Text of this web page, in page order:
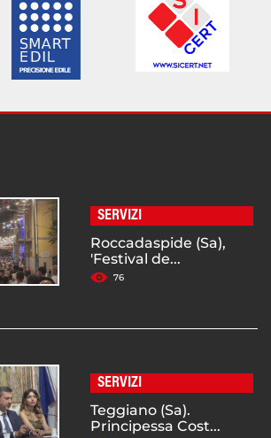
SERVIZI
Roccadaspide (Sa),
'Festival de...
76
SERVIZI
Teggiano (Sa).
Principessa Cost...